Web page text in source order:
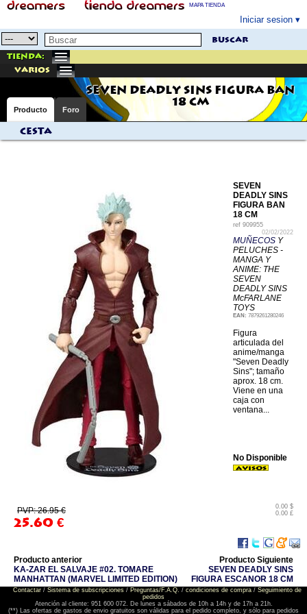
MAPA TIENDA
Iniciar sesion
buscar
Tienda:
varios
SEVEN DEADLY SINS FIGURA BAN
18 CM
Producto Foro
Cesta
SEVEN
DEADLY SINS
FIGURA BAN
18 CM
ref 909955
02/02/2022
MUÑECOS Y
PELUCHES -
MANGA Y
ANIME: THE
SEVEN
DEADLY SINS
McFARLANE
TOYS
EAN: 7879261280246
Figura
articulada del
anime/manga
"Seven Deadly
Sins"; tamaño
aprox. 18 cm.
Viene en una
caja con
ventana...
PVP: 26.95 €
25.60 €
0.00 $
0.00 £
No Disponible
Producto anterior
KA-ZAR EL SALVAJE #02. TOMARE
MANHATTAN (MARVEL LIMITED EDITION)
Producto Siguiente
SEVEN DEADLY SINS
FIGURA ESCANOR 18 CM
Contactar/ Sistema de subscripciones/ Preguntas/F.A.Q. / condiciones de compra/ Seguimiento de
pedidos
Atención al cliente: 951 600 072. De lunes a sábados de 10h a 14h y de 17h a 21h.
(**) Las ofertas de gastos de envio gratuitos son válidas para el pedido completo, y sólo para pedidos